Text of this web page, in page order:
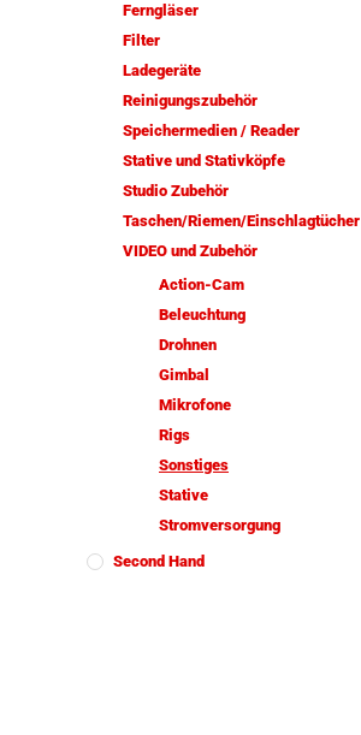
Ferngläser
Filter
Ladegeräte
Reinigungszubehör
Speichermedien / Reader
Stative und Stativköpfe
Studio Zubehör
Taschen/Riemen/Einschlagtücher
VIDEO und Zubehör
Action-Cam
Beleuchtung
Drohnen
Gimbal
Mikrofone
Rigs
Sonstiges
Stative
Stromversorgung
Second Hand